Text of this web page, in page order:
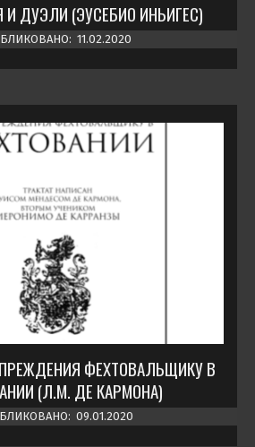
ДУЭЛИ (ЭУСЕБИО ИНЬИГЕС)
11.02.2020
ФЕХТОВАЛЬЩИКУ В
(Л.М. ДЕ КАРМОНА)
09.01.2020